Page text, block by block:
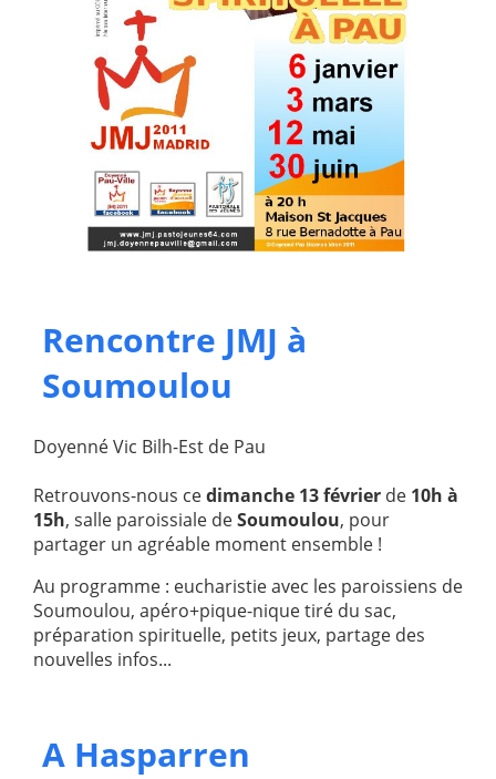
Rencontre JMJ à
Soumoulou
Doyenné Vic Bilh-Est de Pau
Retrouvons-nous cedimanche 13 février de 10h à
15h, salle paroissiale deSoumoulou, pour
partager un agréable moment ensemble !
Au programme : eucharistie avec les paroissiens de
Soumoulou, apéro+pique-nique tiré du sac,
préparation spirituelle, petits jeux, partage des
nouvelles infos...
A Hasparren